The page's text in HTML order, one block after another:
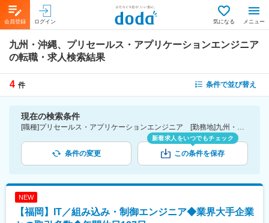
会員登録 ログイン 気になる メニュー
九州・沖縄、プリセールス・アプリケーションエンジニア
の転職・求人検索結果
4 件 条件で並び替え
現在の検索条件
[職種]プリセールス・アプリケーションエンジニア [勤務地]九州・沖縄
条件の変更
新着求人をいつでもチェック
この条件を保存
NEW
【福岡】IT／組み込み・制御エンジニア◆業界大手企業